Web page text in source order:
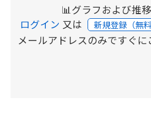
📊グラフおよび推
ログイン 又は 新規登録（無
メールアドレスのみですぐに